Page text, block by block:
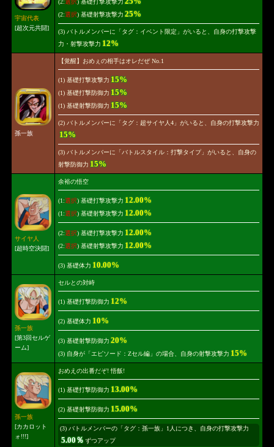
宇宙代表
[超次元共闘]
(2:選択) 基礎打撃攻撃力
(2:選択) 基礎射撃攻撃力 25%
(3) バトルメンバーに「タグ：イベント限定」がいると、自身の打撃攻撃
力・射撃攻撃力 12%
孫一族
【覚醒】おめぇの相手はオレだぜ No.1
(1) 基礎打撃攻撃力 15%
(1) 基礎打撃防御力 15%
(1) 基礎射撃防御力 15%
(2) バトルメンバーに「タグ：超サイヤ人4」がいると、自身の打撃攻撃力
15%
(3) バトルメンバーに「バトルスタイル：打撃タイプ」がいると、自身の
射撃防御力 15%
サイヤ人
[超時空決闘]
余裕の悟空
(1:選択) 基礎打撃攻撃力 12.00%
(1:選択) 基礎射撃攻撃力 12.00%
(2:選択) 基礎打撃攻撃力 12.00%
(2:選択) 基礎射撃攻撃力 12.00%
(3) 基礎体力 10.00%
孫一族
[第3回セルゲ
ーム]
セルとの対峙
(1) 基礎打撃防御力 12%
(2) 基礎体力 10%
(3) 基礎射撃防御力 20%
(3) 自身が「エピソード：Zセル編」の場合、自身の射撃攻撃力 15%
孫一族
[カカロット
ォ!!!]
おめえの出番だぞ! 悟飯!
(1) 基礎打撃防御力 13.00%
(2) 基礎射撃防御力 15.00%
(3) バトルメンバーの「タグ：孫一族」1人につき、自身の打撃攻撃力
5.00％ずつアップ